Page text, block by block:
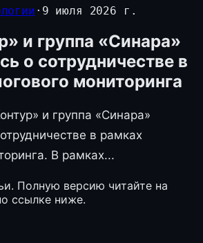
· 9 июля 2026 г.
и группа «Синара»
о сотрудничестве в
мониторинга
и группа «Синара»
в рамках
В рамках...
Полную версию читайте на
ссылке ниже.